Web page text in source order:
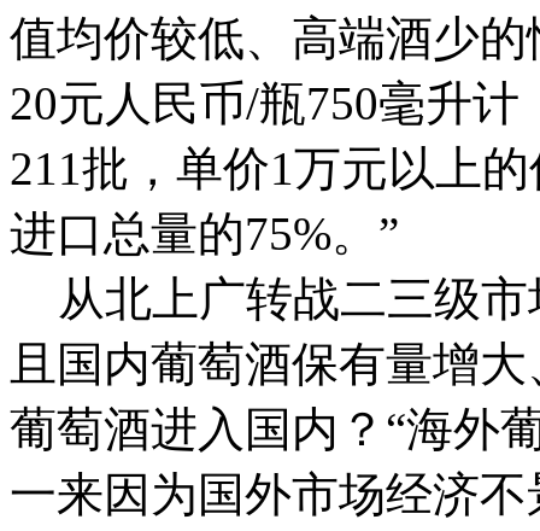
值均价较低、高端酒少
20元人民币/瓶750毫升
211批，单价1万元以上
进口总量的75%。”
从北上广转战二三级市
且国内葡萄酒保有量增
葡萄酒进入国内？“海外
一来因为国外市场经济